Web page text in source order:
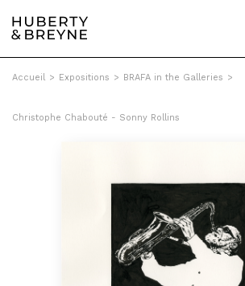
Accueil > Expositions > BRAFA in the Galleries >
Christophe Chabouté - Sonny Rollins